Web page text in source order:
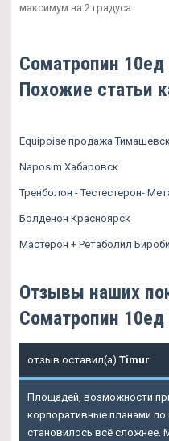
максимум на 2 градуса.
Cоматропин
Похожие статьи
Equipoise продажа
Naposim Хабаровск
Тренболон - Тестестерон-
Болденон Красноярск
Мастерон + Ретаболил
Отзывы наших
Cоматропин
отзыв оставил(а) Timur
Площадей, возможности
корпоративные планами по
становилось всё сложнее.